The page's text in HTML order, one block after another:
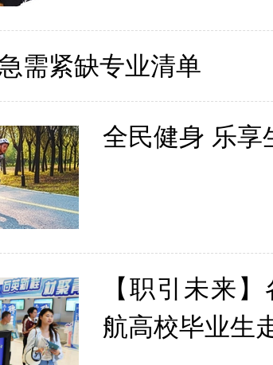
需紧缺专业清单
全民健身 乐享
【职引未来
航高校毕业生